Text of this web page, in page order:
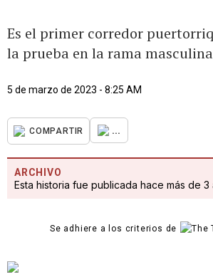
Es el primer corredor
la prueba en la rama
5 de marzo de 2023 - 8:25 AM
COMPARTIR ...
ARCHIVO
Esta historia fue publicada hace más de 3
Se adhiere a los criterios de